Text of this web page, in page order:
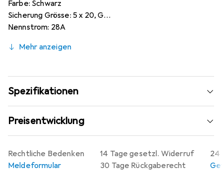
Farbe: Schwarz
Sicherung Grösse: 5 x 20, G
Nennstrom: 28A
Anschlussart: Schrauben
Mehr anzeigen
Spezifikationen
Preisentwicklung
14 Tage gesetzl. Widerruf
30 Tage Rückgaberecht
24
Rechtliche Bedenken
Meldeformular